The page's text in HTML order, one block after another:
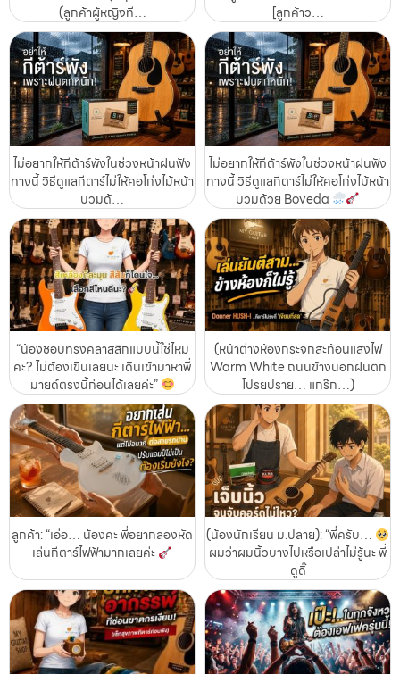
(ลูกค้าผู้หญิงที…
[ลูกค้าว…
ไม่อยากให้กีต้าร์พังในช่วงหน้าฝนฟัง
ทางนี้ วิธีดูแลกีตาร์ไม่ให้คอโก่งไม้หน้า
บวมด้…
ไม่อยากให้กีต้าร์พังในช่วงหน้าฝนฟัง
ทางนี้ วิธีดูแลกีตาร์ไม่ให้คอโก่งไม้หน้า
บวมด้วย Boveda
“น้องชอบทรงคลาสสิกแบบนี้ใช่ไหม
คะ? ไม่ต้องเขินเลยนะ เดินเข้ามาหาพี่
มายด์ตรงนี้ก่อนได้เลยค่ะ”
(หน้าต่างห้องกระจกสะท้อนแสงไฟ
Warm White ถนนข้างนอกฝนตก
โปรยปราย… แกร๊ก…)
ลูกค้า: “เอ่อ… น้องคะ พี่อยากลองหัด
เล่นกีตาร์ไฟฟ้ามากเลยค่ะ
(น้องนักเรียน ม.ปลาย): “พี่ครับ…
ผมว่าผมนิ้วบางไปหรือเปล่าไม่รู้นะ พี่
ดูดิ๊